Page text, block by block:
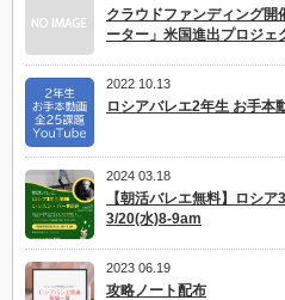
クラウドファンディング
ーター」米国進出プロジェ
2022 10.13
ロシアバレエ2年生 お手本
2024 03.18
【朝活バレエ無料】ロシ
3/20(水)8-9am
2023 06.19
攻略ノート配布